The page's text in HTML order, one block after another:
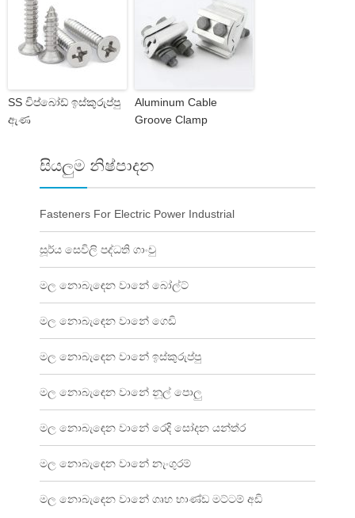
SS චිප්බෝඩ් ඉස්කුරුප්පු
ඇණ
Aluminum Cable
Groove Clamp
සියලුම නිෂ්පාදන
Fasteners For Electric Power Industrial
සූර්ය සෙවිලි පද්ධති ගාංචු
මල නොබැඳෙන වානේ බෝල්ට්
මල නොබැඳෙන වානේ ගෙඩි
මල නොබැඳෙන වානේ ඉස්කුරුප්පු
මල නොබැඳෙන වානේ නූල් පොලු
මල නොබැඳෙන වානේ රෙදි සෝදන යන්ත්ර
මල නොබැඳෙන වානේ නැංගුරම්
මල නොබැඳෙන වානේ ගෘහ භාණ්ඩ මට්ටම් අඩි